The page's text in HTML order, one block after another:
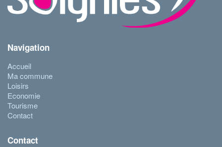
Navigation
Accueil
Ma commune
Loisirs
Economie
Tourisme
Contact
Contact